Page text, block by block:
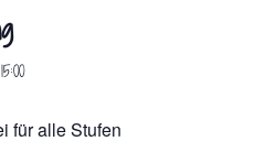
15:00
für alle Stufen